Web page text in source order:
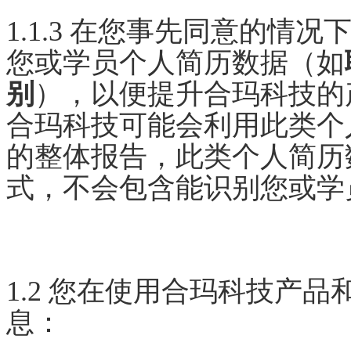
1.1.3 在您事先同意的情况
您或学员个人简历数据（如
别 ），以便提升合玛科技
合玛科技可能会利用此类
的整体报告，此类个人简
式，不会包含能识别您或
1.2 您在使用合玛科技产品
息：